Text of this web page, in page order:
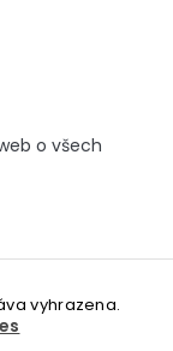
o všech
vyhrazena.